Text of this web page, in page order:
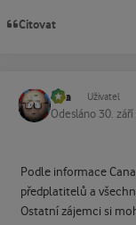
Citovat
vpa Uživatel
Odesláno 30. září
Podle informace
předplatitelů a
Ostatní zájemci si